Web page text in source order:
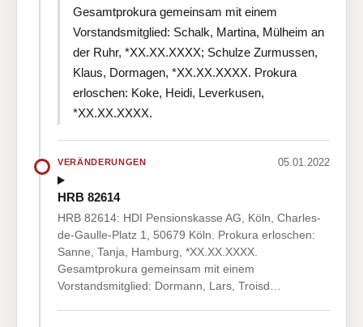
Gesamtprokura gemeinsam mit einem
Vorstandsmitglied: Schalk, Martina, Mülheim an
der Ruhr, *XX.XX.XXXX; Schulze Zurmussen,
Klaus, Dormagen, *XX.XX.XXXX. Prokura
erloschen: Koke, Heidi, Leverkusen,
*XX.XX.XXXX.
VERÄNDERUNGEN 05.01.2022
HRB 82614
HRB 82614: HDI Pensionskasse AG, Köln, Charles-
de-Gaulle-Platz 1, 50679 Köln. Prokura erloschen:
Sanne, Tanja, Hamburg, *XX.XX.XXXX.
Gesamtprokura gemeinsam mit einem
Vorstandsmitglied: Dormann, Lars, Troisd…